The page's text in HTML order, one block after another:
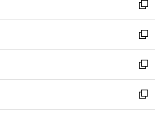
く
で
開
く
ド
ウ
で
開
く
ィ
ン
ド
ウ
で
開
く
い
ウ
ィ
ン
ド
ウ
で
開
新
し
い
ウ
ィ
ン
ド
ウ
新
し
い
ウ
ィ
ン
新
し
い
ウ
新
し